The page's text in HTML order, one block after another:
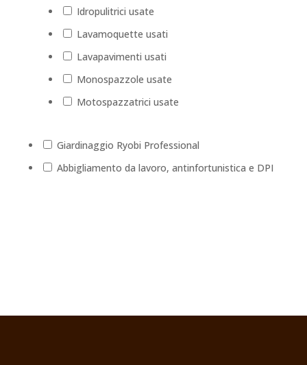
Idropulitrici usate
Lavamoquette usati
Lavapavimenti usati
Monospazzole usate
Motospazzatrici usate
Giardinaggio Ryobi Professional
Abbigliamento da lavoro, antinfortunistica e DPI